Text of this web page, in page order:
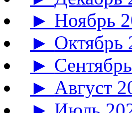
► Ноябрь
► Октябрь
►
► Август